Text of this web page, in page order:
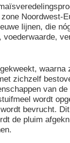
Noordwest-
lijnen, die
waarna
zichzelf
van
wordt
bevrucht.
de pluim